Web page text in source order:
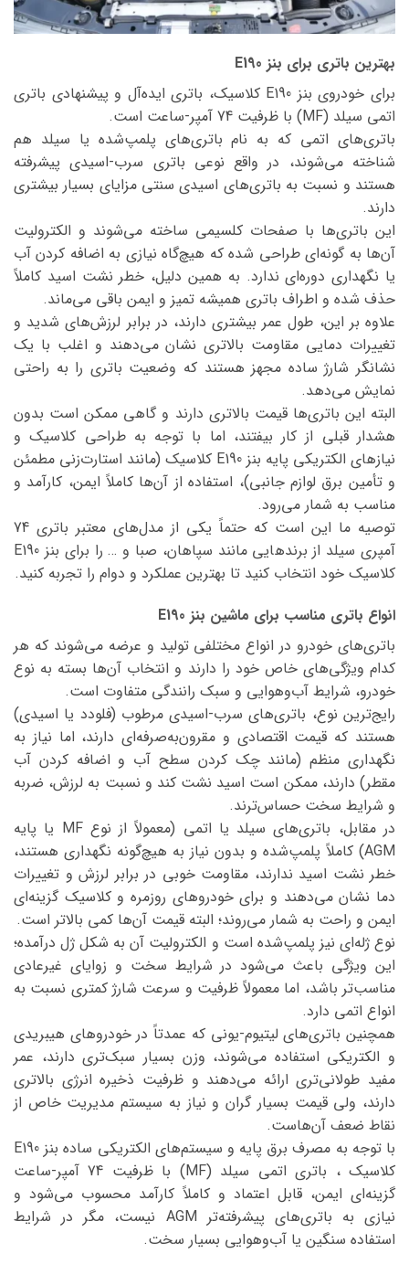
بهترین باتری برای بنز E190
برای خودروی بنز E190 کلاسیک، باتری ایده‌آل و پیشنهادی باتری
اتمی سیلد (MF) با ظرفیت 74 آمپر-ساعت است.
باتری‌های اتمی که به نام باتری‌های پلمپ‌شده یا سیلد هم
شناخته می‌شوند، در واقع نوعی باتری سرب-اسیدی پیشرفته
هستند و نسبت به باتری‌های اسیدی سنتی مزایای بسیار بیشتری
دارند.
این باتری‌ها با صفحات کلسیمی ساخته می‌شوند و الکترولیت
آن‌ها به گونه‌ای طراحی شده که هیچ‌گاه نیازی به اضافه کردن آب
یا نگهداری دوره‌ای ندارد. به همین دلیل، خطر نشت اسید کاملاً
حذف شده و اطراف باتری همیشه تمیز و ایمن باقی می‌ماند.
علاوه بر این، طول عمر بیشتری دارند، در برابر لرزش‌های شدید و
تغییرات دمایی مقاومت بالاتری نشان می‌دهند و اغلب با یک
نشانگر شارژ ساده مجهز هستند که وضعیت باتری را به راحتی
نمایش می‌دهد.
البته این باتری‌ها قیمت بالاتری دارند و گاهی ممکن است بدون
هشدار قبلی از کار بیفتند، اما با توجه به طراحی کلاسیک و
نیازهای الکتریکی پایه بنز E190 کلاسیک (مانند استارت‌زنی مطمئن
و تأمین برق لوازم جانبی)، استفاده از آن‌ها کاملاً ایمن، کارآمد و
مناسب به شمار می‌رود.
توصیه ما این است که حتماً یکی از مدل‌های معتبر باتری 74
آمپری سیلد از برندهایی مانند سپاهان، صبا و … را برای بنز E190
کلاسیک خود انتخاب کنید تا بهترین عملکرد و دوام را تجربه کنید.
انواع باتری مناسب برای ماشین بنز E190
باتری‌های خودرو در انواع مختلفی تولید و عرضه می‌شوند که هر
کدام ویژگی‌های خاص خود را دارند و انتخاب آن‌ها بسته به نوع
خودرو، شرایط آب‌وهوایی و سبک رانندگی متفاوت است.
رایج‌ترین نوع، باتری‌های سرب-اسیدی مرطوب (فلودد یا اسیدی)
هستند که قیمت اقتصادی و مقرون‌به‌صرفه‌ای دارند، اما نیاز به
نگهداری منظم (مانند چک کردن سطح آب و اضافه کردن آب
مقطر) دارند، ممکن است اسید نشت کند و نسبت به لرزش، ضربه
و شرایط سخت حساس‌ترند.
در مقابل، باتری‌های سیلد یا اتمی (معمولاً از نوع MF یا پایه
AGM) کاملاً پلمپ‌شده و بدون نیاز به هیچ‌گونه نگهداری هستند،
خطر نشت اسید ندارند، مقاومت خوبی در برابر لرزش و تغییرات
دما نشان می‌دهند و برای خودروهای روزمره و کلاسیک گزینه‌ای
ایمن و راحت به شمار می‌روند؛ البته قیمت آن‌ها کمی بالاتر است.
نوع ژله‌ای نیز پلمپ‌شده است و الکترولیت آن به شکل ژل درآمده؛
این ویژگی باعث می‌شود در شرایط سخت و زوایای غیرعادی
مناسب‌تر باشد، اما معمولاً ظرفیت و سرعت شارژ کمتری نسبت به
انواع اتمی دارد.
همچنین باتری‌های لیتیوم-یونی که عمدتاً در خودروهای هیبریدی
و الکتریکی استفاده می‌شوند، وزن بسیار سبک‌تری دارند، عمر
مفید طولانی‌تری ارائه می‌دهند و ظرفیت ذخیره انرژی بالاتری
دارند، ولی قیمت بسیار گران و نیاز به سیستم مدیریت خاص از
نقاط ضعف آن‌هاست.
با توجه به مصرف برق پایه و سیستم‌های الکتریکی ساده بنز E190
کلاسیک ، باتری اتمی سیلد (MF) با ظرفیت 74 آمپر-ساعت
گزینه‌ای ایمن، قابل اعتماد و کاملاً کارآمد محسوب می‌شود و
نیازی به باتری‌های پیشرفته‌تر AGM نیست، مگر در شرایط
استفاده سنگین یا آب‌وهوایی بسیار سخت.